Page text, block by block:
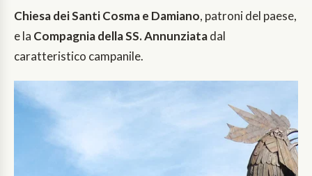
Chiesa dei Santi Cosma e Damiano, patroni del paese,
e la Compagnia della SS. Annunziatadal
caratteristico campanile.